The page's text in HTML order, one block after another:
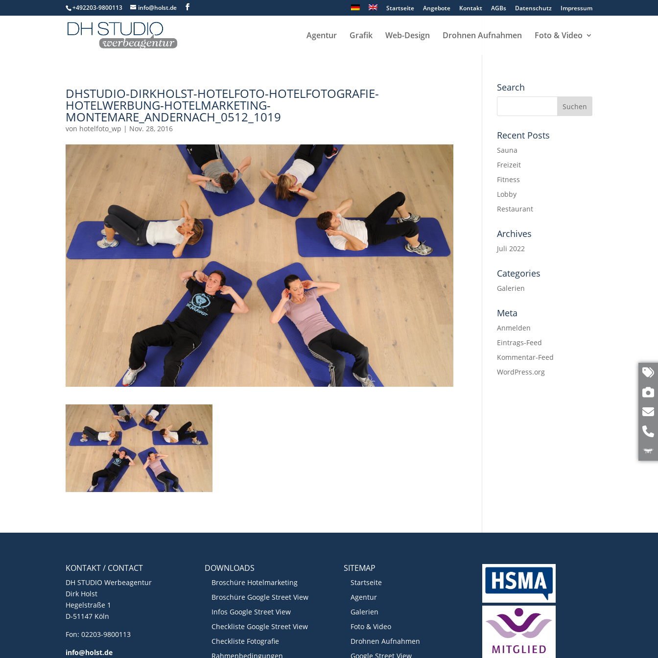
+492203-9800113 info@holst.de Startseite Angebote Kontakt AGBs Datenschutz Impressum
Agentur Grafik Web-Design Drohnen Aufnahmen Foto & Video
DHSTUDIO-DIRKHOLST-HOTELFOTO-HOTELFOTOGRAFIE-
HOTELWERBUNG-HOTELMARKETING-
MONTEMARE_ANDERNACH_0512_1019
von hotelfoto_wp | Nov. 28, 2016
Search
Recent Posts
Sauna
Freizeit
Fitness
Lobby
Restaurant
Archives
Juli 2022
Categories
Galerien
Meta
Anmelden
Eintrags-Feed
Kommentar-Feed
WordPress.org
KONTAKT / CONTACT
DH STUDIO Werbeagentur
Dirk Holst
Hegelstraße 1
D-51147 Köln
Fon: 02203-9800113
info@holst.de
DOWNLOADS
Broschüre Hotelmarketing
Broschüre Google Street View
Infos Google Street View
Checkliste Google Street View
Checkliste Fotografie
Rahmenbedingungen
SITEMAP
Startseite
Agentur
Galerien
Foto & Video
Drohnen Aufnahmen
Google Street View